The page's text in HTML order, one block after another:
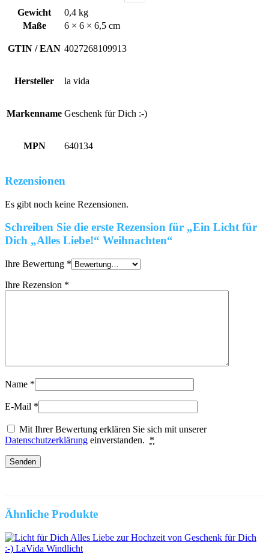
Gewicht
0,4 kg
Maße
6 × 6 × 6,5 cm
GTIN / EAN 4027268109913
Hersteller la vida
Markenname Geschenk für Dich :-)
MPN 640134
Rezensionen
Es gibt noch keine Rezensionen.
Schreiben Sie die erste Rezension für „Ein Licht für
Dich „Alles Liebe!“ Weihnachten“
Ihre Bewertung *
Ihre Rezension *
Name *
E-Mail *
Mit Ihrer Bewertung erklären Sie sich mit unserer
Datenschutzerklärung einverstanden. *
Ähnliche Produkte